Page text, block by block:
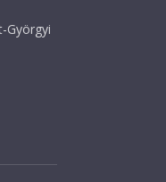
Györgyi